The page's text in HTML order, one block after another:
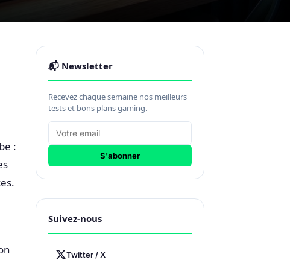
:
📬 Newsletter
Recevez chaque semaine nos meilleurs
tests et bons plans gaming.
S'abonner
Suivez-nous
Twitter / X